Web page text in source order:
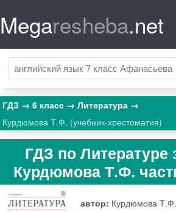
Megaresheba.net
ГДЗ 6 класс
Литература
Курдюмова Т.Ф. (учебник-хрестоматия)
ГДЗ по Литературе
Курдюмова Т.Ф.
автор: Курдюмова